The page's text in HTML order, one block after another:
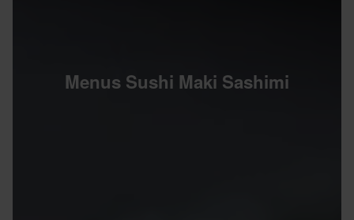
Menus Sushi Maki Sashimi